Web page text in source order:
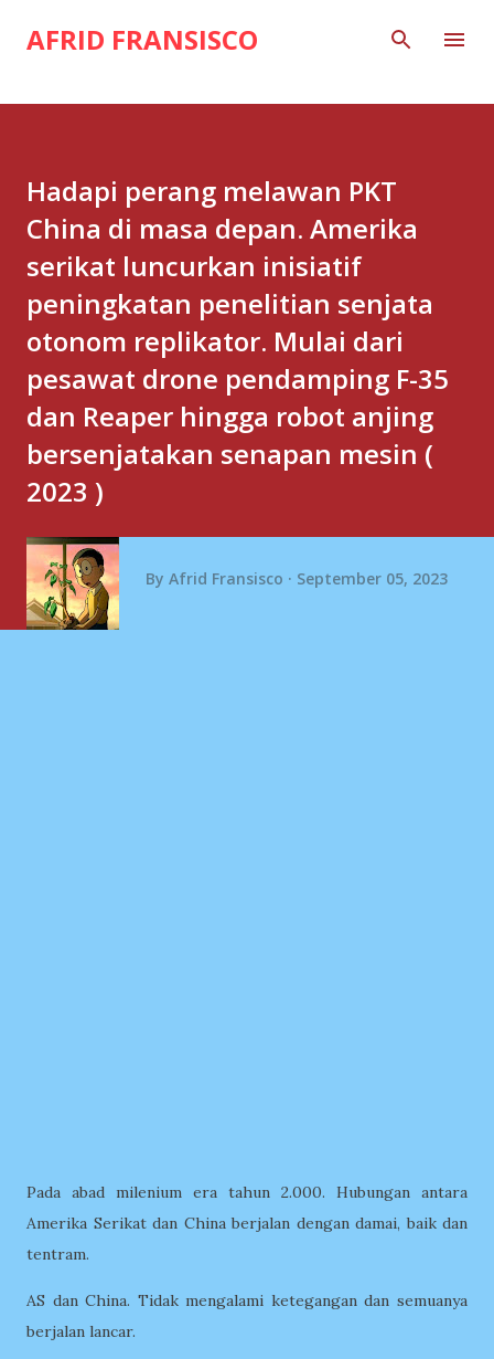
Skip to main content
AFRID FRANSISCO
Hadapi perang melawan PKT
China di masa depan. Amerika
serikat luncurkan inisiatif
peningkatan penelitian senjata
otonom replikator. Mulai dari
pesawat drone pendamping F-35
dan Reaper hingga robot anjing
bersenjatakan senapan mesin (
2023 )
By Afrid Fransisco September 05, 2023
Pada abad milenium era tahun 2.000. Hubungan antara
Amerika Serikat dan China berjalan dengan damai, baik dan
tentram.
AS dan China. Tidak mengalami ketegangan dan semuanya
berjalan lancar.